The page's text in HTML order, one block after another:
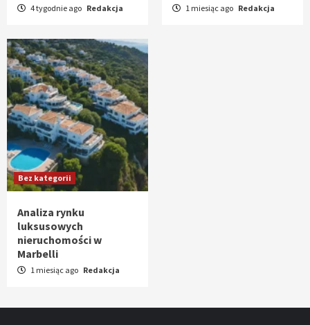
4 tygodnie ago Redakcja 1 miesiąc ago Redakcja
Bez kategorii
Analiza rynku
luksusowych
nieruchomości w
Marbelli
1 miesiąc ago Redakcja